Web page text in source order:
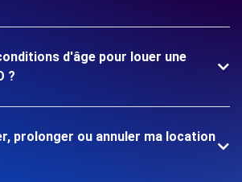
d'âge pour louer une
?
prolonger ou annuler ma location